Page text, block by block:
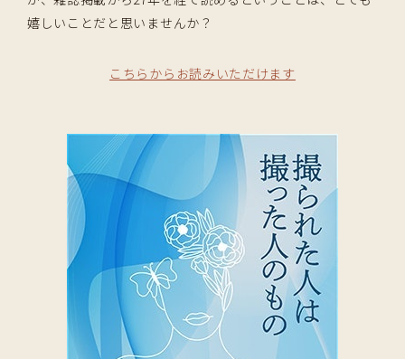
嬉しいことだと思いませんか？
こちらからお読みいただけます